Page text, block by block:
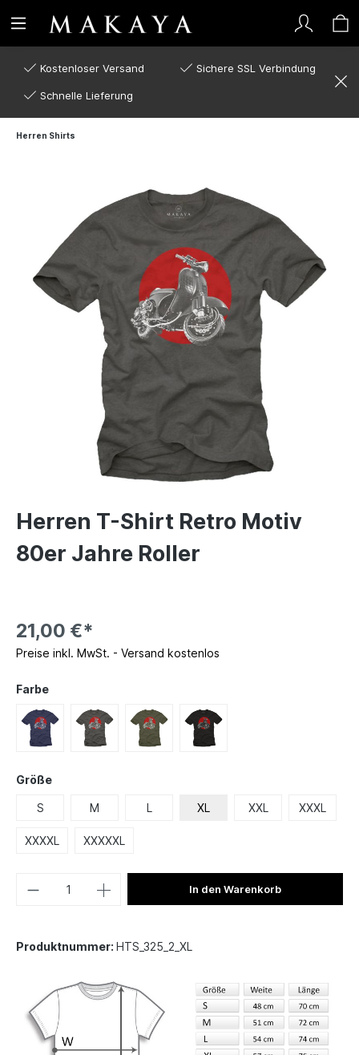
Kostenloser Versand Sichere SSL Verbindung
Schnelle Lieferung
Herren Shirts
Herren T-Shirt Retro Motiv
80er Jahre Roller
21,00 €*
Preise inkl. MwSt. - Versand kostenlos
Farbe
Größe
S M L XL XXL XXXL
XXXXL XXXXXL
In den Warenkorb
Produktnummer: HTS_325_2_XL